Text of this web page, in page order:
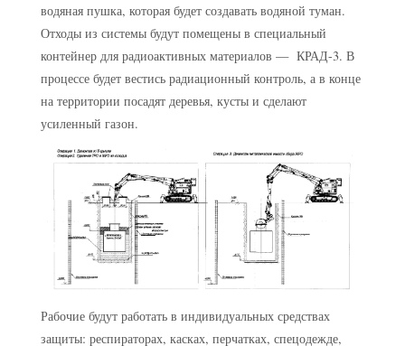
водяная пушка, которая будет создавать водяной туман.
Отходы из системы будут помещены в специальный
контейнер для радиоактивных материалов — КРАД-3. В
процессе будет вестись радиационный контроль, а в конце
на территории посадят деревья, кусты и сделают
усиленный газон.
Рабочие будут работать в индивидуальных средствах
защиты: респираторах, касках, перчатках, спецодежде,